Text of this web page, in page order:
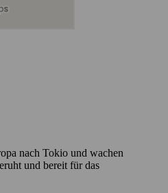
nach Tokio und wachen
und bereit für das